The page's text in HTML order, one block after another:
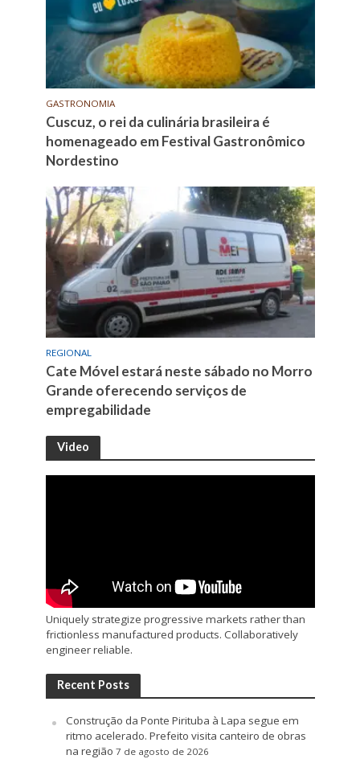
GASTRONOMIA
Cuscuz, o rei da culinária brasileira é
homenageado em Festival Gastronômico
Nordestino
REGIONAL
Cate Móvel estará neste sábado no Morro
Grande oferecendo serviços de
empregabilidade
Video
Uniquely strategize progressive markets rather than
frictionless manufactured products. Collaboratively
engineer reliable.
Recent Posts
Construção da Ponte Pirituba à Lapa segue em
ritmo acelerado. Prefeito visita canteiro de obras
na região 7 de agosto de 2026